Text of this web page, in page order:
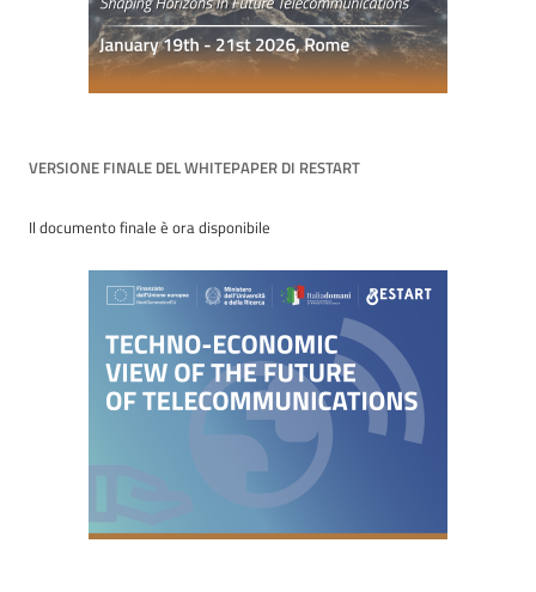
VERSIONE FINALE DEL WHITEPAPER DI RESTART
Il documento finale è ora disponibile